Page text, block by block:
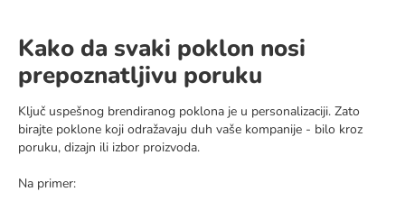
Kako da svaki poklon nosi
prepoznatljivu poruku
Ključ uspešnog brendiranog poklona je u personalizaciji. Zato
birajte poklone koji odražavaju duh vaše kompanije - bilo kroz
poruku, dizajn ili izbor proizvoda.
Na primer: